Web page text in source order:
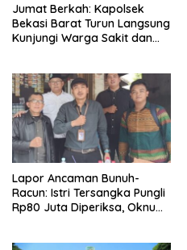
Jumat Berkah: Kapolsek
Bekasi Barat Turun Langsung
Kunjungi Warga Sakit dan
Lapor Ancaman Bunuh-
Racun: Istri Tersangka Pungli
Rp80 Juta Diperiksa, Oknum